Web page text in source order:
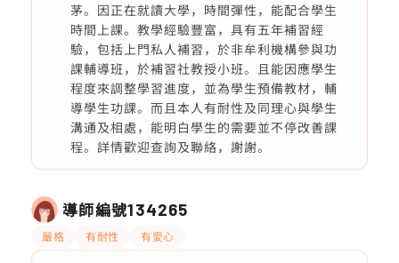
茅。因正在就讀大學，時間彈性，能配合學生
時間上課。教學經驗豐富，具有五年補習經
驗，包括上門私人補習，於非牟利機構參與功
課輔導班，於補習社教授小班。且能因應學生
程度來調整學習進度，並為學生預備教材，輔
導學生功課。而且本人有耐性及同理心與學生
溝通及相處，能明白學生的需要並不停改善課
程。詳情歡迎查詢及聯絡，謝謝。
導師編號134265
嚴格 有耐性 有愛心